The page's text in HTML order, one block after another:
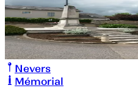
Nevers
Mémorial